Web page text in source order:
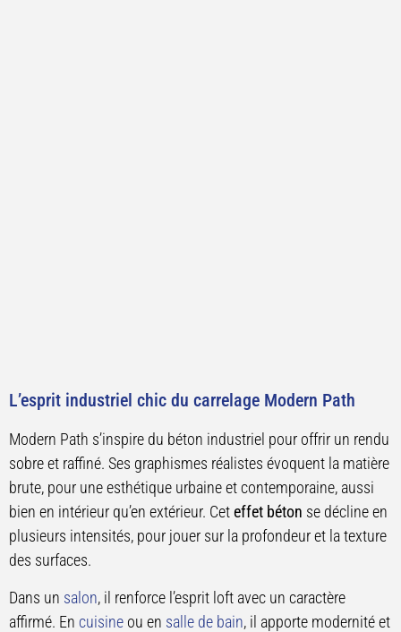
L’esprit industriel chic du carrelage Modern Path
Modern Path s’inspire du béton industriel pour offrir un rendu
sobre et raffiné. Ses graphismes réalistes évoquent la matière
brute, pour une esthétique urbaine et contemporaine, aussi
bien en intérieur qu’en extérieur. Ceteffet béton se décline en
plusieurs intensités, pour jouer sur la profondeur et la texture
des surfaces.
Dans un salon, il renforce l’esprit loft avec un caractère
affirmé. En cuisine ou en salle de bain, il apporte modernité et